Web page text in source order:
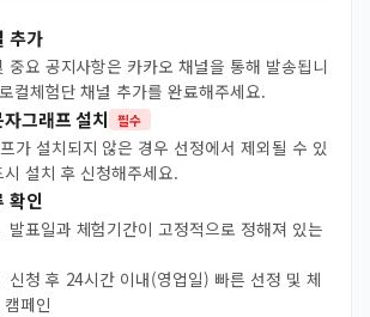
추가
중요 공지사항은 카카오 채널을 통해 발송됩니
컬체험단 채널 추가를 완료해주세요.
그래프 설치 필수
가 설치되지 않은 경우 선정에서 제외될 수 있
설치 후 신청해주세요.
확인
발표일과 체험기간이 고정적으로 정해져 있는
신청 후 24시간 이내(영업일) 빠른 선정 및 체
페인